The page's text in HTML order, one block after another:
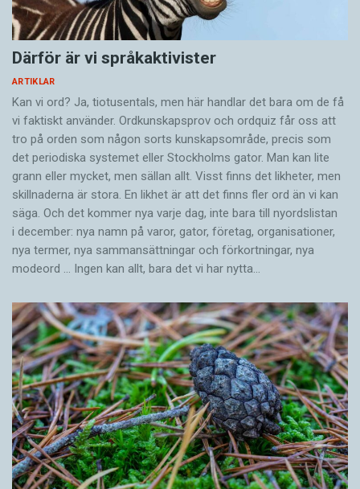
Därför är vi språkaktivister
ARTIKLAR
Kan vi ord? Ja, tiotusentals, men här handlar det bara om de få
vi faktiskt använder. Ordkunskapsprov och ordquiz får oss att
tro på orden som någon sorts kunskapsområde, precis som
det periodiska systemet eller Stockholms gator. Man kan lite
grann eller mycket, men sällan allt. Visst finns det likheter, men
skillnaderna är stora. En likhet är att det finns fler ord än vi kan
säga. Och det kommer nya varje dag, inte bara till nyordslistan
i december: nya namn på varor, gator, företag, organisationer,
nya termer, nya samman­sättningar och förkortningar, nya
modeord … Ingen kan allt, bara det vi har nytta…